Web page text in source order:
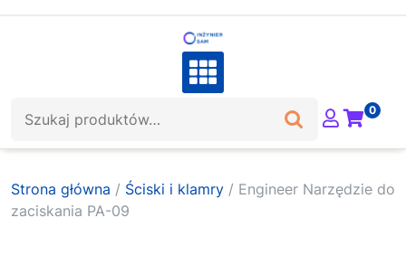
0
Strona główna / Ściski i klamry / Engineer Narzędzie do
zaciskania PA-09